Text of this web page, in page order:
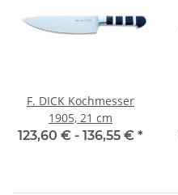
F. DICK Kochmesser
1905, 21 cm
123,60 € - 136,55 € *